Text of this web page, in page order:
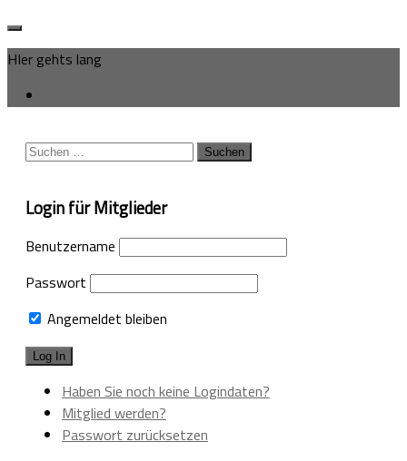
HIer gehts lang
Suchen
Login für Mitglieder
Benutzername
Passwort
Angemeldet bleiben
Haben Sie noch keine Logindaten?
Mitglied werden?
Passwort zurücksetzen